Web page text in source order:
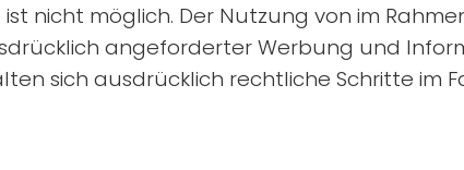
nicht möglich. Der Nutzung von im
angeforderter Werbung und
sich ausdrücklich rechtliche Schritte im